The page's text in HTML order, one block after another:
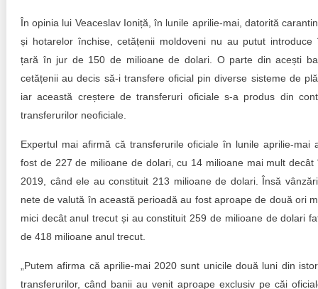
În opinia lui Veaceslav Ioniță, în lunile aprilie-mai, datorită
și hotarelor închise, cetățenii moldoveni nu au putut introduce
țară în jur de 150 de milioane de dolari. O parte din acești
cetățenii au decis să-i transfere oficial pin diverse sisteme de
iar această creștere de transferuri oficiale s-a produs din
transferurilor neoficiale.
Expertul mai afirmă că transferurile oficiale în lunile aprilie-mai
fost de 227 de milioane de dolari, cu 14 milioane mai mult decât
2019, când ele au constituit 213 milioane de dolari. Însă
nete de valută în această perioadă au fost aproape de două ori
mici decât anul trecut și au constituit 259 de milioane de dolari
de 418 milioane anul trecut.
„Putem afirma că aprilie-mai 2020 sunt unicile două luni din
transferurilor, când banii au venit aproape exclusiv pe căi